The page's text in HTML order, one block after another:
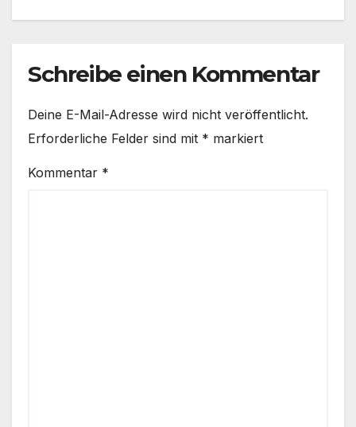
Schreibe einen Kommentar
Deine E-Mail-Adresse wird nicht veröffentlicht.
Erforderliche Felder sind mit * markiert
Kommentar *